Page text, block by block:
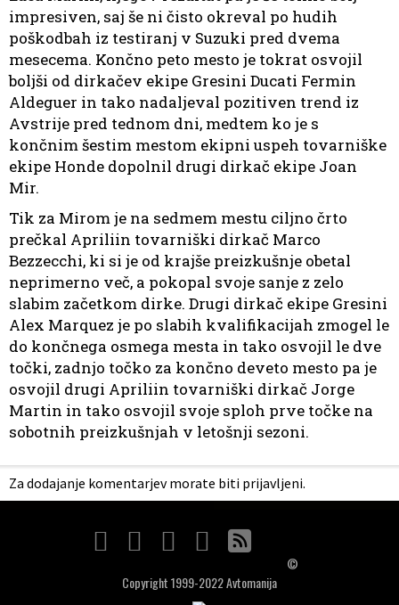
impresiven, saj še ni čisto okreval po hudih
poškodbah iz testiranj v Suzuki pred dvema
mesecema. Končno peto mesto je tokrat osvojil
boljši od dirkačev ekipe Gresini Ducati Fermin
Aldeguer in tako nadaljeval pozitiven trend iz
Avstrije pred tednom dni, medtem ko je s
končnim šestim mestom ekipni uspeh tovarniške
ekipe Honde dopolnil drugi dirkač ekipe Joan
Mir.
Tik za Mirom je na sedmem mestu ciljno črto
prečkal Apriliin tovarniški dirkač Marco
Bezzecchi, ki si je od krajše preizkušnje obetal
neprimerno več, a pokopal svoje sanje z zelo
slabim začetkom dirke. Drugi dirkač ekipe Gresini
Alex Marquez je po slabih kvalifikacijah zmogel le
do končnega osmega mesta in tako osvojil le dve
točki, zadnjo točko za končno deveto mesto pa je
osvojil drugi Apriliin tovarniški dirkač Jorge
Martin in tako osvojil svoje sploh prve točke na
sobotnih preizkušnjah v letošnji sezoni.
Za dodajanje komentarjev morate biti prijavljeni.
©
Copyright 1999-2022 Avtomanija